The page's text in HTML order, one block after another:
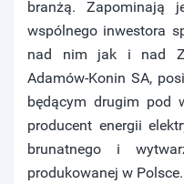
branżą. Zapominają
wspólnego inwestora
nad nim jak i nad
Adamów-Konin SA,
będącym drugim pod
producent energii
brunatnego i
produkowanej w Polsce.